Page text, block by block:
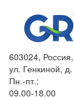
603024,
ул. Генкиной, д.
Пн.-пт.:
09.00-18.00